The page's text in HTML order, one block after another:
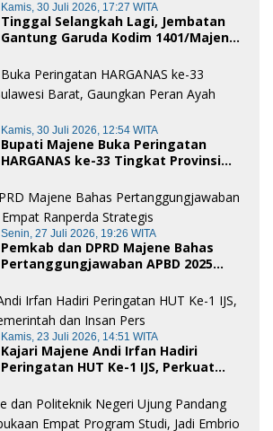
Kamis, 30 Juli 2026, 17:27 WITA
Tinggal Selangkah Lagi, Jembatan
Gantung Garuda Kodim 1401/Majene
Kamis, 30 Juli 2026, 12:54 WITA
Bupati Majene Buka Peringatan
HARGANAS ke-33 Tingkat Provinsi
Ayah dalam Keluarga
Senin, 27 Juli 2026, 19:26 WITA
Pemkab dan DPRD Majene Bahas
Pertanggungjawaban APBD 2025
Kamis, 23 Juli 2026, 14:51 WITA
Kajari Majene Andi Irfan Hadiri
Peringatan HUT Ke-1 IJS, Perkuat